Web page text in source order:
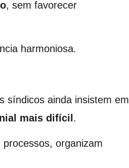
, sem favorecer
harmoniosa.
síndicos ainda insistem em
mais difícil .
organizam